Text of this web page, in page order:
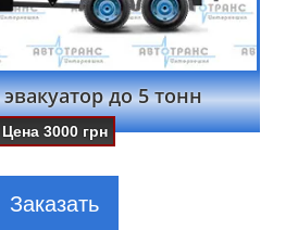
до 5 тонн
Цена3000 грн
Заказать